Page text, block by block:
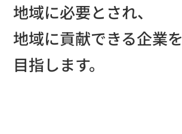
地域に必要とされ、
地域に貢献できる企業を
目指します。